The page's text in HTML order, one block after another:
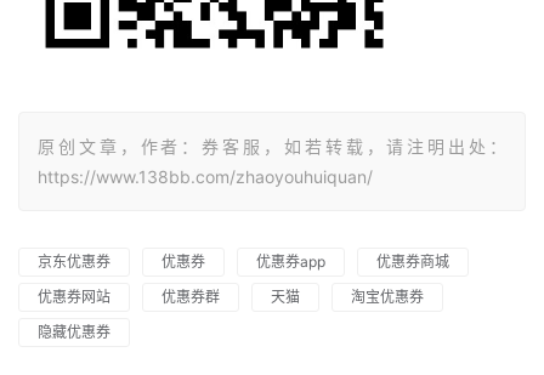
原创文章，作者：券客服，如若转载，请注明出处：
https://www.138bb.com/zhaoyouhuiquan/
京东优惠券 优惠券 优惠券app
优惠券商城
优惠券网站
优惠券群 天猫
淘宝优惠券
隐藏优惠券